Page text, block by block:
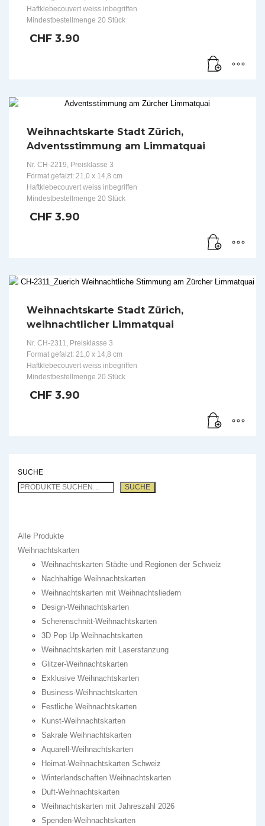
Haftklebecouvert weiss inbegriffen
Mindestbestellmenge 20 Stück
CHF 3.90
Weihnachtskarte Stadt Zürich,
Adventsstimmung am Limmatquai
Nr. CH-2219, Preisklasse 3
Format gefalzt: 21,0 x 14,8 cm
Haftklebecouvert weiss inbegriffen
Mindestbestellmenge 20 Stück
CHF 3.90
Weihnachtskarte Stadt Zürich,
weihnachtlicher Limmatquai
Nr. CH-2311, Preisklasse 3
Format gefalzt: 21,0 x 14,8 cm
Haftklebecouvert weiss inbegriffen
Mindestbestellmenge 20 Stück
CHF 3.90
SUCHE
SUCHE
Alle Produkte
Weihnachtskarten
Weihnachtskarten Städte und Regionen der Schweiz
Nachhaltige Weihnachtskarten
Weihnachtskarten mit Weihnachtsliedern
Design-Weihnachtskarten
Scherenschnitt-Weihnachtskarten
3D Pop Up Weihnachtskarten
Weihnachtskarten mit Laserstanzung
Glitzer-Weihnachtskarten
Exklusive Weihnachtskarten
Business-Weihnachtskarten
Festliche Weihnachtskarten
Kunst-Weihnachtskarten
Sakrale Weihnachtskarten
Aquarell-Weihnachtskarten
Heimat-Weihnachtskarten Schweiz
Winterlandschaften Weihnachtskarten
Duft-Weihnachtskarten
Weihnachtskarten mit Jahreszahl 2026
Spenden-Weihnachtskarten